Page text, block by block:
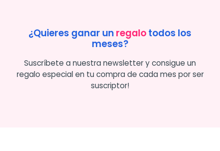
¿Quieres ganar un regalotodos los
meses?
Suscríbete a nuestra newsletter y consigue un
regalo especial en tu compra de cada mes por ser
suscriptor!